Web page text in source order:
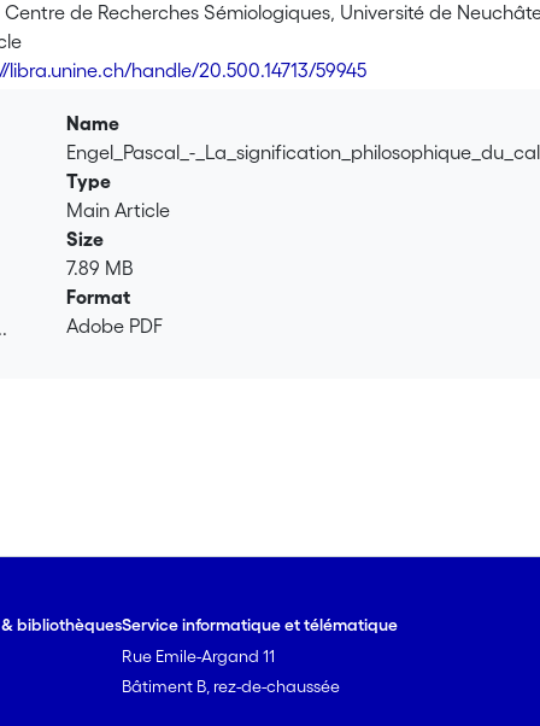
de Recherches Sémiologiques, Université de
libra.unine.ch/handle/20.500.14713/59945
Name
Engel_Pascal_-
Type
Main Article
Size
7.89 MB
Format
Adobe PDF
bibliothèquesService informatique et télématique
Rue Emile-Argand 11
Bâtiment B, rez-de-chaussée